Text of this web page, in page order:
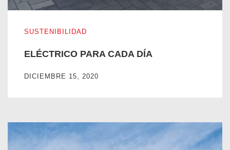
SUSTENIBILIDAD
ELÉCTRICO PARA CADA DÍA
DICIEMBRE 15, 2020